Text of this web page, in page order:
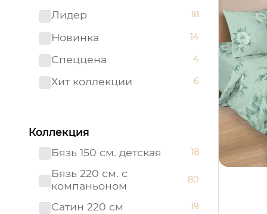
Лидер 18
Новинка 14
Спеццена 4
Хит коллекции 6
Коллекция
Бязь 150 см. детская
18
Бязь 220 см. с
компаньоном
80
Сатин 220 см 19